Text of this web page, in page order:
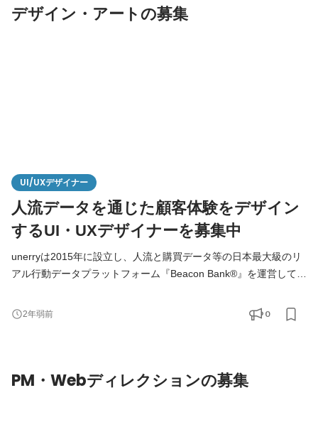
デザイン・アートの募集
UI/UXデザイナー
人流データを通じた顧客体験をデザイン
するUI・UXデザイナーを募集中
unerryは2015年に設立し、人流と購買データ等の日本最大級のリ
アル行動データプラットフォーム『Beacon Bank®』を運営してい
容（広告）、システムソリューションを提供する企業です。 ■消
費の90%以上が行われるリアル社会の非効率や不便を解消し、よ
に
2年弱前 0
PM・Webディレクションの募集